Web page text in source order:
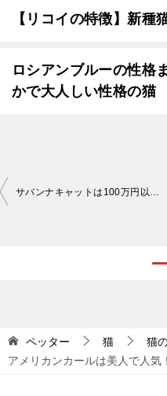
【リコイの特徴】新種
ロシアンブルーの性格
かで大人しい性格の猫
投
シ
ョ
サバンナキャットは100万円以上することも！サバンナキャットの性格・値段・寿命・体格を紹介
ペッター 猫
猫
アメリカンカールは美人で人気